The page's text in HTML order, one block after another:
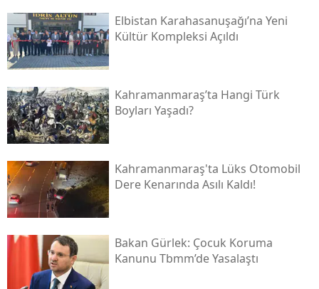
Elbistan Karahasanuşağı’na Yeni
Kültür Kompleksi Açıldı
Kahramanmaraş’ta Hangi Türk
Boyları Yaşadı?
Kahramanmaraş'ta Lüks Otomobil
Dere Kenarında Asılı Kaldı!
Bakan Gürlek: Çocuk Koruma
Kanunu Tbmm’de Yasalaştı